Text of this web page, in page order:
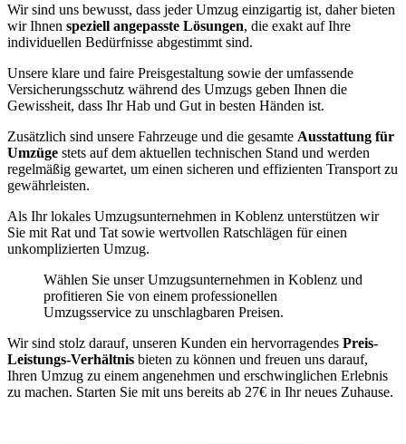
Wir sind uns bewusst, dass jeder Umzug einzigartig ist, daher bieten
wir Ihnen speziell angepasste Lösungen, die exakt auf Ihre
individuellen Bedürfnisse abgestimmt sind.
Unsere klare und faire Preisgestaltung sowie der umfassende
Versicherungsschutz während des Umzugs geben Ihnen die
Gewissheit, dass Ihr Hab und Gut in besten Händen ist.
Zusätzlich sind unsere Fahrzeuge und die gesamte Ausstattung für
Umzüge stets auf dem aktuellen technischen Stand und werden
regelmäßig gewartet, um einen sicheren und effizienten Transport zu
gewährleisten.
Als Ihr lokales Umzugsunternehmen in Koblenz unterstützen wir
Sie mit Rat und Tat sowie wertvollen Ratschlägen für einen
unkomplizierten Umzug.
Wählen Sie unser Umzugsunternehmen in Koblenz und
profitieren Sie von einem professionellen
Umzugsservice zu unschlagbaren Preisen.
Wir sind stolz darauf, unseren Kunden ein hervorragendes Preis-
Leistungs-Verhältnis bieten zu können und freuen uns darauf,
Ihren Umzug zu einem angenehmen und erschwinglichen Erlebnis
zu machen. Starten Sie mit uns bereits ab 27€ in Ihr neues Zuhause.